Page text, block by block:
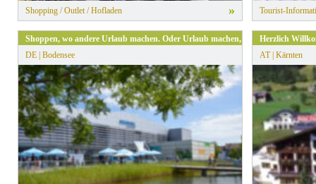
Shopping / Outlet / Hofladen » Tourist-
Shoppen, wo andere Urlaub machen. Oder Urlaub machen, wo andere
DE | Bodensee
Herzlich
AT | Kärnten